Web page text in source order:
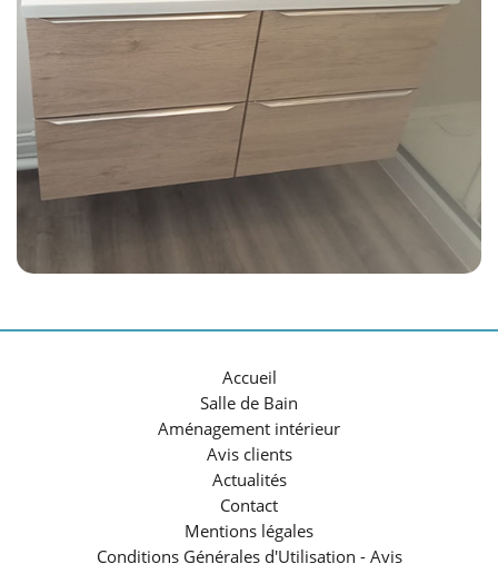
Accueil
Salle de Bain
Aménagement intérieur
Avis clients
Actualités
Contact
Mentions légales
Conditions Générales d'Utilisation - Avis